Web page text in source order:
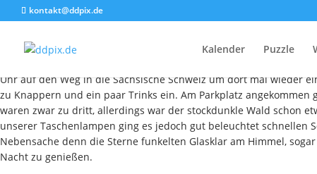
kontakt@ddpix.de
Kalender Puzzle
Uhr auf den Weg in die Sächsische Schweiz um dort mal wieder
zu Knappern und ein paar Trinks ein. Am Parkplatz
waren zwar zu dritt, allerdings war der stockdunkle Wald schon
unserer Taschenlampen ging es jedoch gut beleuchtet
Nebensache denn die Sterne funkelten Glasklar am Himmel,
Nacht zu genießen.